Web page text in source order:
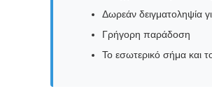
Δωρεάν δειγματοληψία
Γρήγορη παράδοση
Το εσωτερικό σήμα και